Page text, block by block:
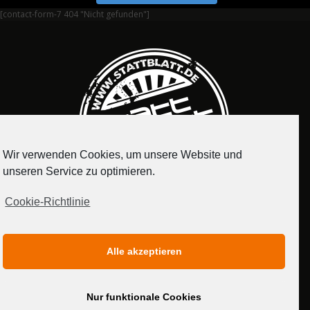
[contact-form-7 404 "Nicht gefunden"]
MEDIADATEN
Wir verwenden Cookies, um unsere Website und
unseren Service zu optimieren.
Cookie-Richtlinie
Alle akzeptieren
Nur funktionale Cookies